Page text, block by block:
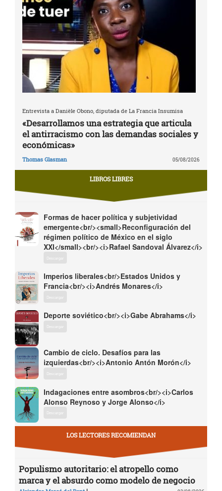
Entrevista a Danièle Obono, diputada de La Francia Insumisa
«Desarrollamos una estrategia que articula
el antirracismo con las demandas sociales y
económicas»
Thomas Glasman 05/08/2026
LIBROS LIBRES
Formas de hacer política y subjetividad
emergente<br/><small>Reconfiguración del
régimen político de México en el siglo
XXI</small><br/><i>Rafael Sandoval Álvarez</i>
Descargar
Imperios liberales<br/>Estados Unidos y
Francia<br/><i>Andrés Monares</i>
Descargar
Deporte soviético<br/><i>Gabe Abrahams</i>
Descargar
Cambio de ciclo. Desafíos para las
izquierdas<br/><i>Antonio Antón Morón</i>
Descargar
Indagaciones entre asombros<br/><i>Carlos
Alonso Reynoso y Jorge Alonso</i>
Descargar
LOS LECTORES RECOMIENDAN
Populismo autoritario: el atropello como
marca y el absurdo como modelo de negocio